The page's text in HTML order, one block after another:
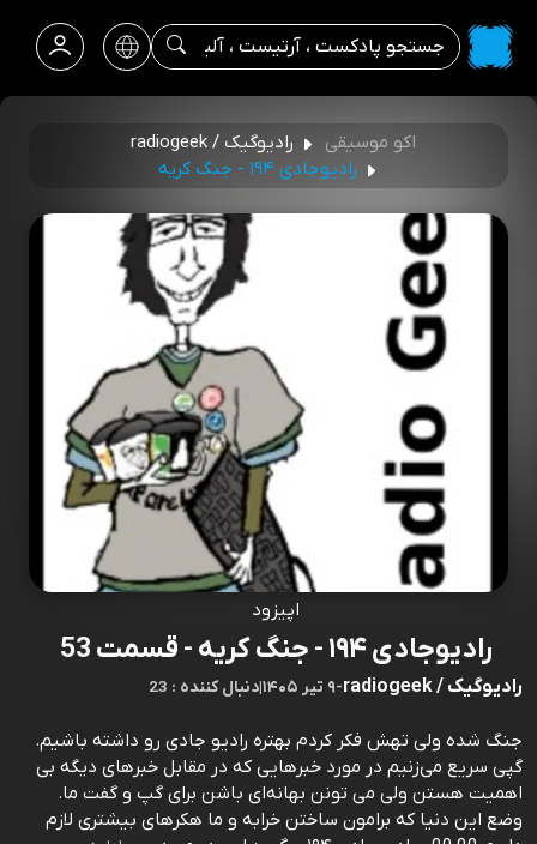
اکو موسیقی
رادیوگیک / radiogeek
رادیوجادی ۱۹۴ - جنگ کریه
اپیزود
رادیوجادی ۱۹۴ - جنگ کریه - قسمت 53
رادیوگیک / radiogeek -۹ تیر ۱۴۰۵ |23 : دنبال کننده
جنگ شده ولی تهش فکر کردم بهتره رادیو جادی رو داشته باشیم.
گپی سریع می‌زنیم در مورد خبرهایی که در مقابل خبرهای دیگه بی
اهمیت هستن ولی می تونن بهانه‌ای باشن برای گپ و گفت ما.
وضع این دنیا که برامون ساختن خرابه و ما هکرهای بیشتری لازم